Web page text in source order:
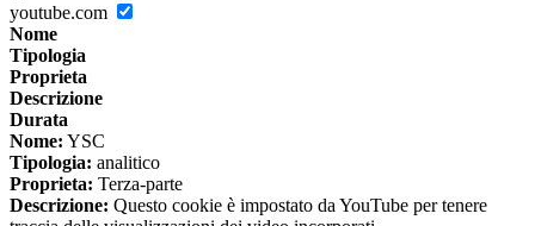
youtube.com
Nome
Tipologia
Proprieta
Descrizione
Durata
Nome: YSC
Tipologia: analitico
Proprieta: Terza-parte
Descrizione: Questo cookie è impostato da YouTube per tenere